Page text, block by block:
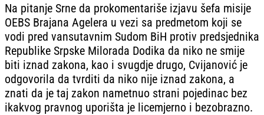
Na pitanje Srne da prokomentariše izjavu šefa misije
OEBS Brajana Agelera u vezi sa predmetom koji se
vodi pred vansutavnim Sudom BiH protiv predsjednika
Republike Srpske Milorada Dodika da niko ne smije
biti iznad zakona, kao i svugdje drugo, Cvijanović je
odgovorila da tvrditi da niko nije iznad zakona, a
znati da je taj zakon nametnuo strani pojedinac bez
ikakvog pravnog uporišta je licemjerno i bezobrazno.